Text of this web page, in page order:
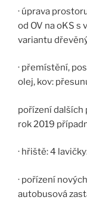
· úprava
od OV na oKS s
variantu
· přemístění,
olej, kov:
pořízení dalších
rok 2019
· hřiště: 4
· pořízení
autobusová